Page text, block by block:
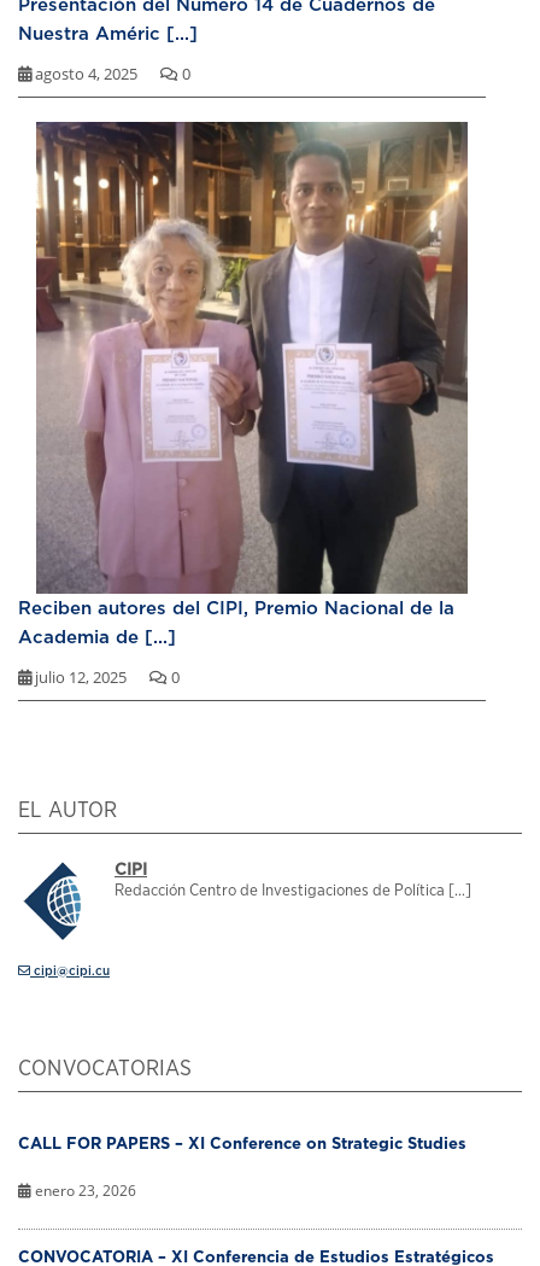
Presentación del Número 14 de Cuadernos de
Nuestra Améric [...]
agosto 4, 2025 0
Reciben autores del CIPI, Premio Nacional de la
Academia de [...]
julio 12, 2025 0
EL AUTOR
CIPI
Redacción Centro de Investigaciones de Política [...]
cipi@cipi.cu
CONVOCATORIAS
CALL FOR PAPERS – XI Conference on Strategic Studies
enero 23, 2026
CONVOCATORIA – XI Conferencia de Estudios Estratégicos